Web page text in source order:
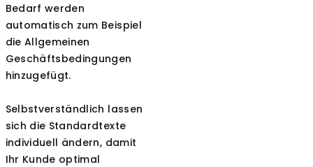
Bedarf werden
automatisch zum Beispiel
die Allgemeinen
Geschäftsbedingungen
hinzugefügt.
Selbstverständlich lassen
sich die Standardtexte
individuell ändern, damit
Ihr Kunde optimal